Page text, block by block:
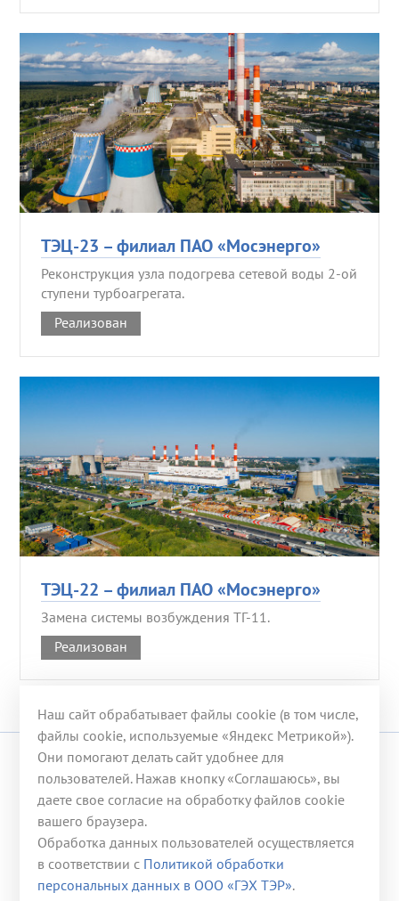
ТЭЦ-23 – филиал ПАО «Мосэнерго»
Реконструкция узла подогрева сетевой воды 2-ой
ступени турбоагрегата.
Реализован
ТЭЦ-22 – филиал ПАО «Мосэнерго»
Замена системы возбуждения ТГ-11.
Реализован
© 2008-2026 ООО «ГЭХ ТЭР»
117246, г. Москва, ул. Херсонская, д. 43, корп. 3
Телефон: +7 (499) 653-53-07
Эл. почта: office@gehter.ru
Наш сайт обрабатывает файлы cookie (в том числе,
файлы cookie, используемые «Яндекс Метрикой»).
Они помогают делать сайт удобнее для
пользователей. Нажав кнопку «Соглашаюсь», вы
даете свое согласие на обработку файлов cookie
вашего браузера.
Обработка данных пользователей осуществляется
в соответствии с Политикой обработки
персональных данных в ООО «ГЭХ ТЭР».